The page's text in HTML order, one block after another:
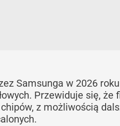
Samsunga w 2026 roku
Przewiduje się, że
z możliwością